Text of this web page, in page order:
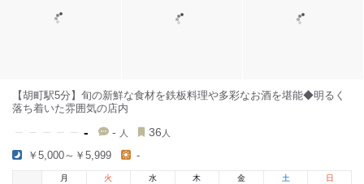
【胡町駅5分】旬の新鮮な食材を鉄板料理や多彩なお酒を堪能◆明るく
落ち着いた雰囲気の店内
- - 人 36 人
￥5,000～￥5,999 -
月
火 水 木 金 土 日